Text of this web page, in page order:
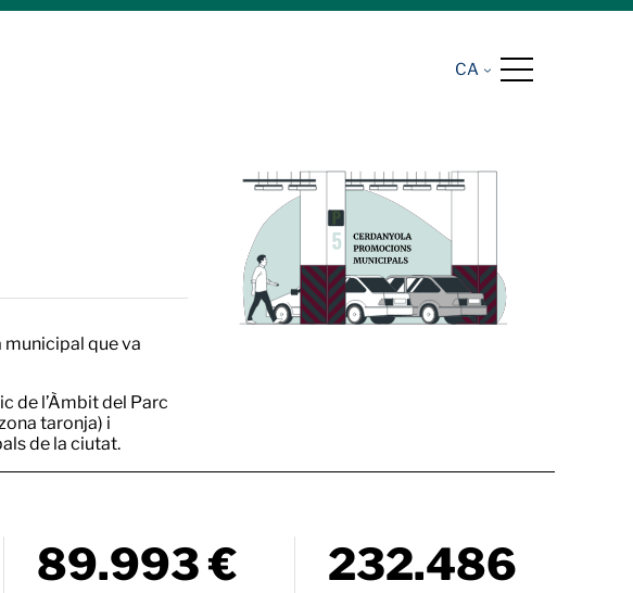
CA
municipal que va
de l’Àmbit del Parc
taronja) i
de la ciutat.
89.993 €
232.486